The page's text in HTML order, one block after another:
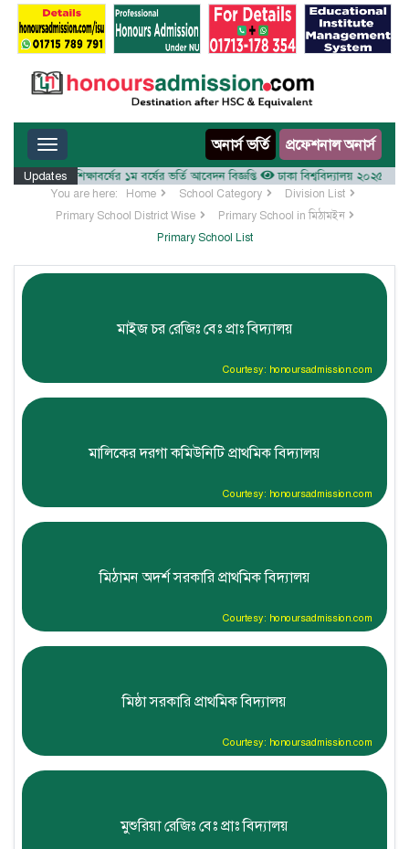
Toggle navigation অনার্স ভর্তি প্রফেশনাল অনার্স
Updates
২০২৫-২৬ শিক্ষাবর্ষের ১ম বর্ষের ভর্তি আবেদন বিজ্ঞপ্তি ঢাকা বিশ্ববিদ্যালয় ২০২৫-২৬
You are here: Home School Category
Division List
Primary School District Wise
Primary School in মিঠামইন
Primary School List
মাইজ চর রেজিঃ বেঃ প্রাঃ বিদ্যালয়
Courtesy: honoursadmission.com
মালিকের দরগা কমিউনিটি প্রাথমিক বিদ্যালয়
Courtesy: honoursadmission.com
মিঠামন অদর্শ সরকারি প্রাথমিক বিদ্যালয়
Courtesy: honoursadmission.com
মিষ্ঠা সরকারি প্রাথমিক বিদ্যালয়
Courtesy: honoursadmission.com
মুশুরিয়া রেজিঃ বেঃ প্রাঃ বিদ্যালয়